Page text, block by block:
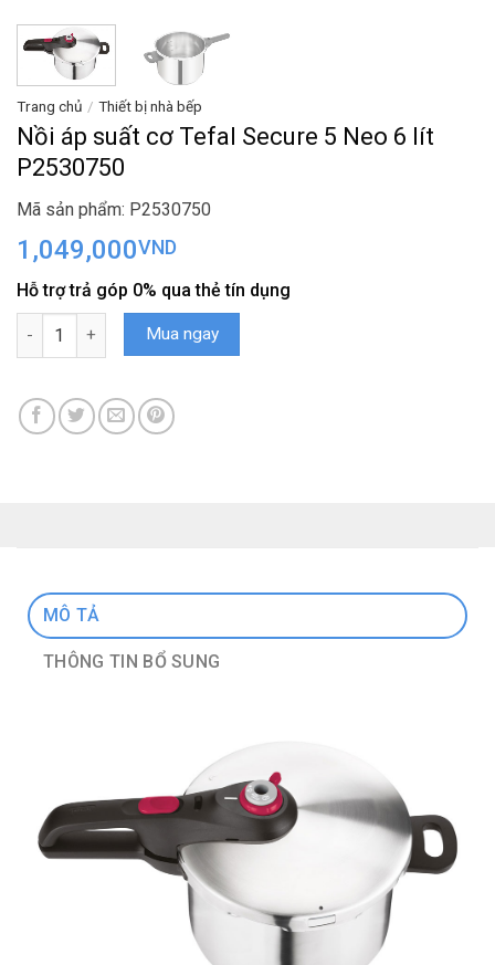
Trang chủ / Thiết bị nhà bếp
Nồi áp suất cơ Tefal Secure 5 Neo 6 lít
P2530750
Mã sản phẩm: P2530750
1,049,000VND
Hỗ trợ trả góp 0% qua thẻ tín dụng
Nồi áp suất cơ Tefal Secure 5 Neo 6 lít P2530750 số lượng
Mua ngay
MÔ TẢ
THÔNG TIN BỔ SUNG